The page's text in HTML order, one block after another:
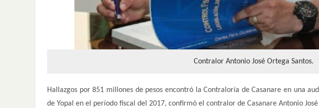
Contralor Antonio José Ortega Santos.
Hallazgos por 851 millones de pesos encontró la Contraloría de Casanare en una
de Yopal en el período fiscal del 2017, confirmó el contralor de Casanare Antonio